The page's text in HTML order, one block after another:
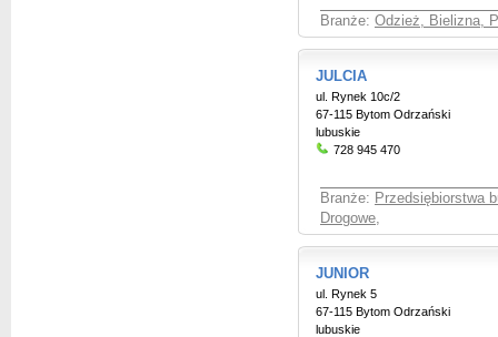
Branże: Odzież, Bielizna,
JULCIA
ul. Rynek 10c/2
67-115 Bytom Odrzański
lubuskie
728 945 470
Branże: Przedsiębiorstwa
Drogowe,
JUNIOR
ul. Rynek 5
67-115 Bytom Odrzański
lubuskie